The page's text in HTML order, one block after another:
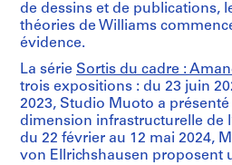
de dessins et de publications,
théories de Williams
évidence.
La série Sortis du cadre :
trois expositions : du 23 juin
2023, Studio Muoto a
dimension infrastructurelle de
du 22 février au 12 mai 2024,
von Ellrichshausen proposent